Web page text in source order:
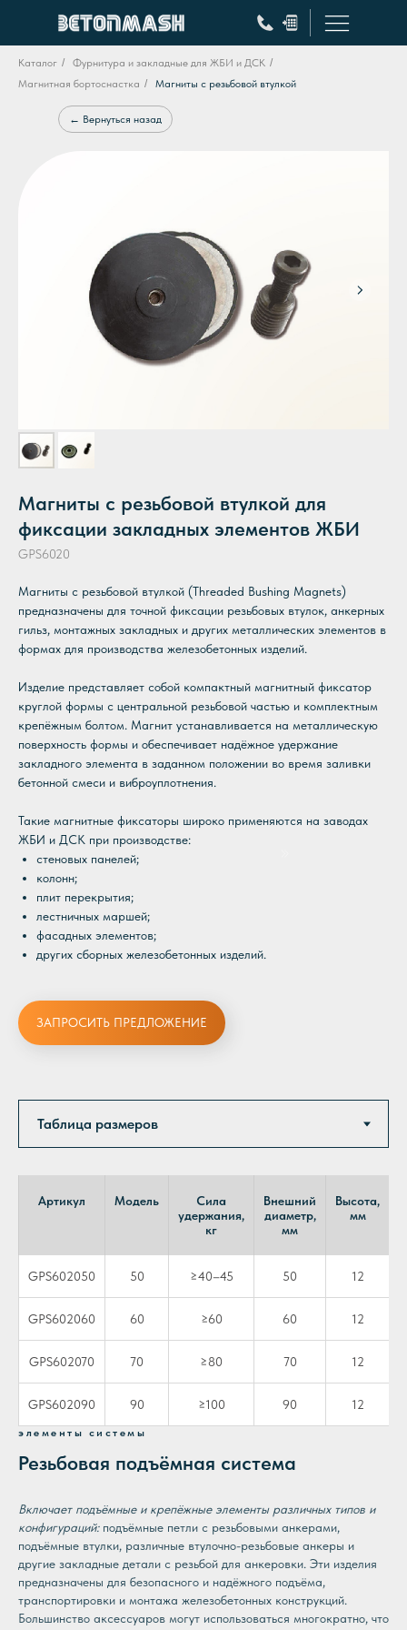
Каталог / Фурнитура и закладные для ЖБИ и ДСК /
Магнитная бортоснастка / Магниты с резьбовой втулкой
← Вернуться назад
Магниты с резьбовой втулкой для
фиксации закладных элементов ЖБИ
GPS6020
Магниты с резьбовой втулкой (Threaded Bushing Magnets)
предназначены для точной фиксации резьбовых втулок, анкерных
гильз, монтажных закладных и других металлических элементов в
формах для производства железобетонных изделий.
Изделие представляет собой компактный магнитный фиксатор
круглой формы с центральной резьбовой частью и комплектным
крепёжным болтом. Магнит устанавливается на металлическую
поверхность формы и обеспечивает надёжное удержание
закладного элемента в заданном положении во время заливки
бетонной смеси и виброуплотнения.
Такие магнитные фиксаторы широко применяются на заводах
ЖБИ и ДСК при производстве:
стеновых панелей;
колонн;
плит перекрытия;
лестничных маршей;
фасадных элементов;
других сборных железобетонных изделий.
ЗАПРОСИТЬ ПРЕДЛОЖЕНИЕ
Артикул Модель
Сила
удержания,
кг
Внешний
диаметр,
мм
Высота,
мм
GPS602050 50 ≥40–45 50 12
GPS602060 60 ≥60 60 12
GPS602070 70 ≥80 70 12
GPS602090 90 ≥100 90 12
элементы системы
Резьбовая подъёмная система
Включает подъёмные и крепёжные элементы различных типов и
конфигураций:подъёмные петли с резьбовыми анкерами,
подъёмные втулки, различные втулочно-резьбовые анкеры и
другие закладные детали с резьбой для анкеровки. Эти изделия
предназначены для безопасного и надёжного подъёма,
транспортировки и монтажа железобетонных конструкций.
Большинство аксессуаров могут использоваться многократно, что